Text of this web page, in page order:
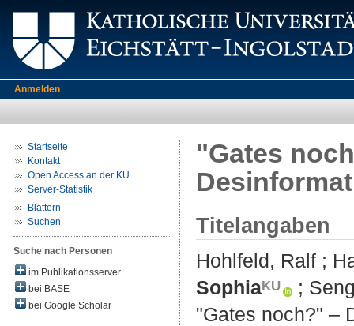
Anmelden
Startseite
Kontakt
Open Access an der KU
Server-Statistik
Blättern
Suchen
Suche nach Personen
im Publikationsserver
bei BASE
bei Google Scholar
"Gates
Titelangaben
Hohlfeld, Ralf ;
Sophia
;
"Gates noch?" –